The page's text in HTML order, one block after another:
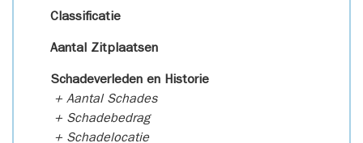
Classificatie
Aantal Zitplaatsen
Schadeverleden en Historie
+ Aantal Schades
+ Schadebedrag
+ Schadelocatie